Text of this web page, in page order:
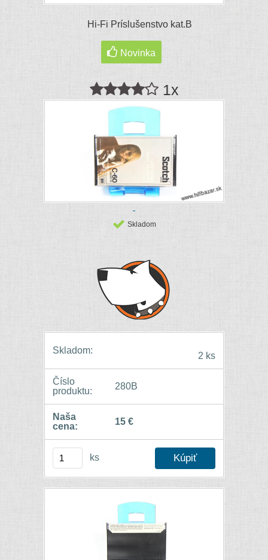
Hi-Fi Príslušenstvo kat.B
Novinka
1x
Skladom
Skladom:
2 ks
Číslo
produktu:
280B
Naša
cena:
15 €
ks